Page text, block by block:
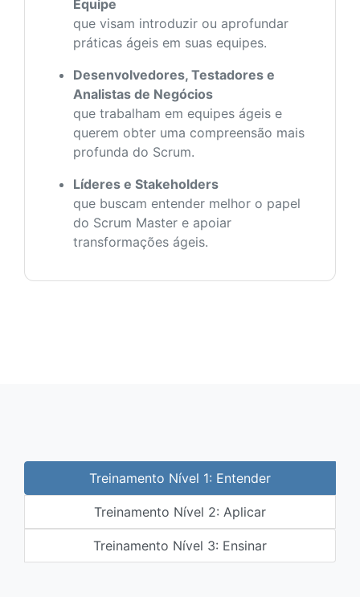
Equipe
que visam introduzir ou aprofundar
práticas ágeis em suas equipes.
Desenvolvedores, Testadores e
Analistas de Negócios
que trabalham em equipes ágeis e
querem obter uma compreensão mais
profunda do Scrum.
Líderes e Stakeholders
que buscam entender melhor o papel
do Scrum Master e apoiar
transformações ágeis.
Treinamento Nível 1: Entender
Treinamento Nível 2: Aplicar
Treinamento Nível 3: Ensinar